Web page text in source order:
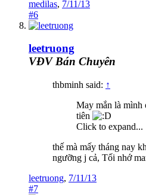
medilas, 7/11/13
#6
leetruong
VĐV Bán Chuyên
thbminh said: ↑
May mắn là mình
tiên
Click to expand...
thế mà mấy tháng nay
ngưỡng j cả, Tối nhớ
leetruong, 7/11/13
#7